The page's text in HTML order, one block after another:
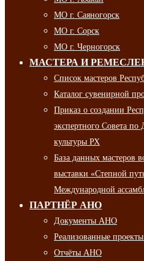
МО г. Саяногорск
МО г. Сорск
МО г. Черногорск
МАСТЕРА И
Список мастеров
Каталог сувенирной
Приказ о создании
экспертного Совета
культуры РХ
База данных мастеров
выставки «Степной
Международной
ПАРТНЁР АНО
Документы АНО
Реализованные
Отчёты АНО